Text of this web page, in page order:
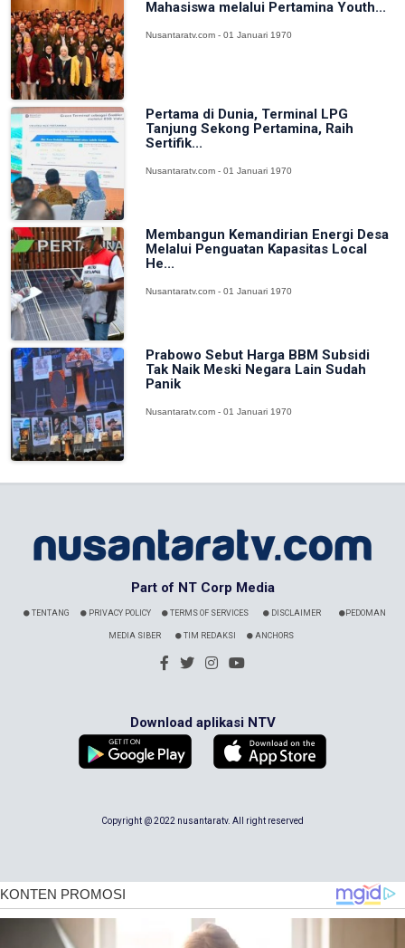
Mahasiswa melalui Pertamina Youth...
Nusantaratv.com - 01 Januari 1970
Pertama di Dunia, Terminal LPG
Tanjung Sekong Pertamina, Raih
Sertifik...
Nusantaratv.com - 01 Januari 1970
Membangun Kemandirian Energi Desa
Melalui Penguatan Kapasitas Local
He...
Nusantaratv.com - 01 Januari 1970
Prabowo Sebut Harga BBM Subsidi
Tak Naik Meski Negara Lain Sudah
Panik
Nusantaratv.com - 01 Januari 1970
Part of NT Corp Media
TENTANG PRIVACY POLICY TERMS OF SERVICES DISCLAIMER PEDOMAN
MEDIA SIBER TIM REDAKSI ANCHORS
Download aplikasi NTV
Copyright @ 2022 nusantaratv. All right reserved